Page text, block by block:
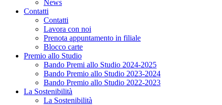
News
Contatti
Contatti
Lavora con noi
Prenota appuntamento in filiale
Blocco carte
Premio allo Studio
Bando Premi allo Studio 2024-2025
Bando Premio allo Studio 2023-2024
Bando Premio allo Studio 2022-2023
La Sostenibilità
La Sostenibilità